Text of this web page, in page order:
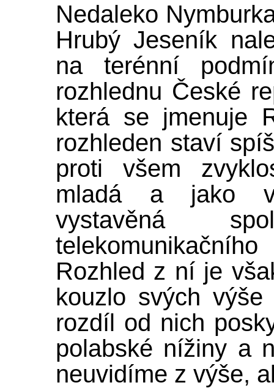
Nedaleko
Hrubý Jeseník
na terénní
rozhlednu České
která se jmenuje
rozhleden staví
proti všem
mladá a jako
vystavěná
Rozhled z ní je
kouzlo svých výše
rozdíl od nich
polabské nížiny a
neuvidíme z výše,